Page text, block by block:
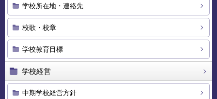
学校所在地・連絡先
校歌・校章
学校教育目標
学校経営
中期学校経営方針